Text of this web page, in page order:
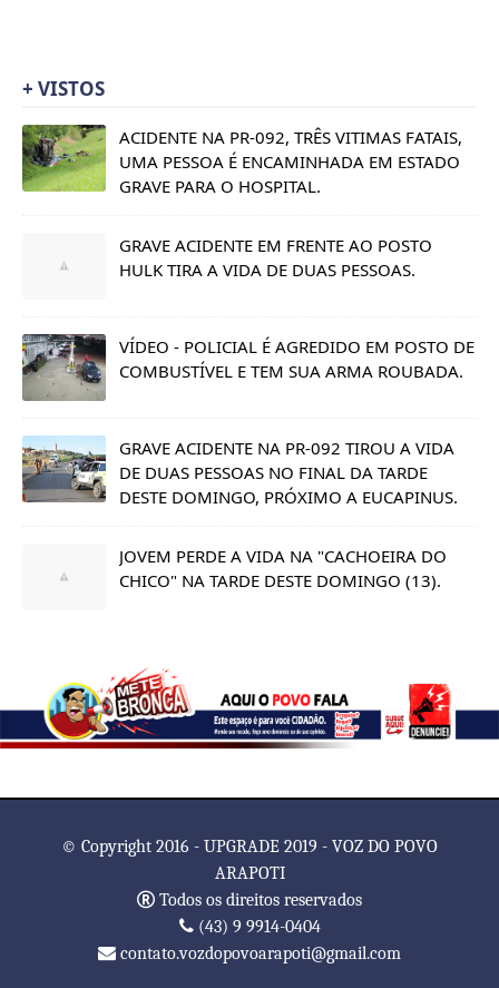
+ VISTOS
ACIDENTE NA PR-092, TRÊS VITIMAS FATAIS,
UMA PESSOA É ENCAMINHADA EM ESTADO
GRAVE PARA O HOSPITAL.
GRAVE ACIDENTE EM FRENTE AO POSTO
HULK TIRA A VIDA DE DUAS PESSOAS.
VÍDEO - POLICIAL É AGREDIDO EM POSTO DE
COMBUSTÍVEL E TEM SUA ARMA ROUBADA.
GRAVE ACIDENTE NA PR-092 TIROU A VIDA
DE DUAS PESSOAS NO FINAL DA TARDE
DESTE DOMINGO, PRÓXIMO A EUCAPINUS.
JOVEM PERDE A VIDA NA "CACHOEIRA DO
CHICO" NA TARDE DESTE DOMINGO (13).
© Copyright 2016 - UPGRADE 2019 - VOZ DO POVO
ARAPOTI
Todos os direitos reservados
(43) 9 9914-0404
contato.vozdopovoarapoti@gmail.com